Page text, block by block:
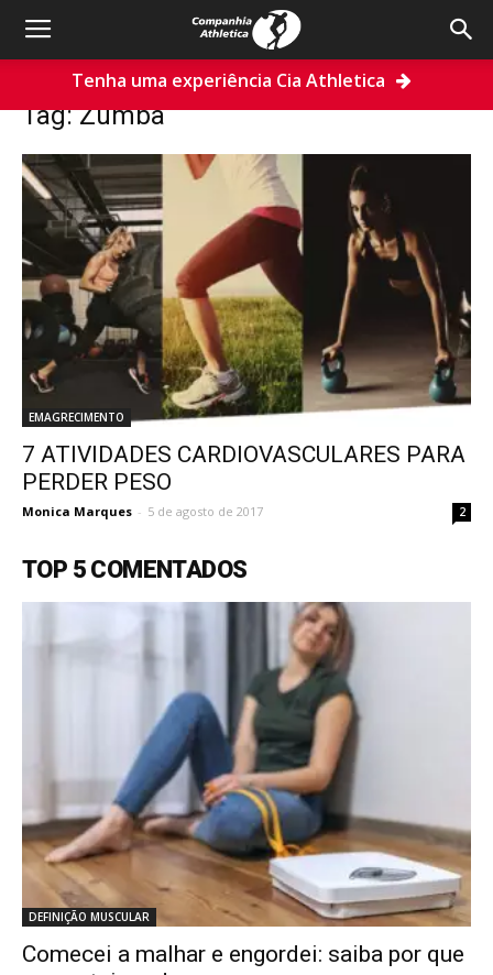
Tenha uma experiência Cia Athletica
Tags Zumba
Tag: Zumba
EMAGRECIMENTO
7 ATIVIDADES CARDIOVASCULARES PARA
PERDER PESO
Monica Marques - 5 de agosto de 2017 2
TOP 5 COMENTADOS
DEFINIÇÃO MUSCULAR
Comecei a malhar e engordei: saiba por que